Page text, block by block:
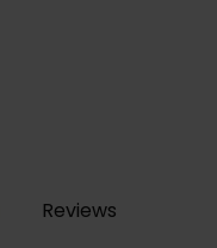
Reviews